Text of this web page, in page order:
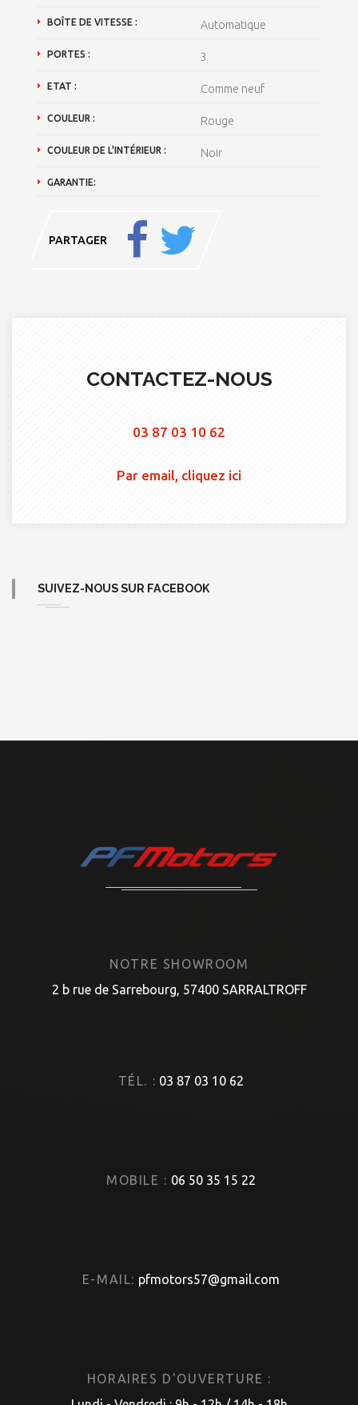
BOÎTE DE VITESSE : Automatique
PORTES : 3
ETAT : Comme neuf
COULEUR : Rouge
COULEUR DE L'INTÉRIEUR : Noir
GARANTIE:
PARTAGER
CONTACTEZ-NOUS
03 87 03 10 62
Par email, cliquez ici
SUIVEZ-NOUS SUR FACEBOOK
NOTRE SHOWROOM
2 b rue de Sarrebourg, 57400 SARRALTROFF
TÉL. : 03 87 03 10 62
MOBILE : 06 50 35 15 22
E-MAIL: pfmotors57@gmail.com
HORAIRES D'OUVERTURE :